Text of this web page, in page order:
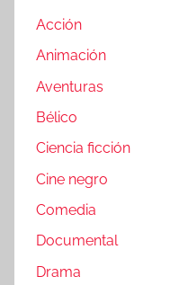
Acción
Animación
Aventuras
Bélico
Ciencia ficción
Cine negro
Comedia
Documental
Drama